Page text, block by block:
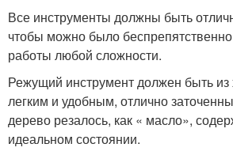
Все инструменты должны быть
чтобы можно было
работы любой сложности.
Режущий инструмент должен быть
легким и удобным, отлично
дерево резалось, как « масло»,
идеальном состоянии.